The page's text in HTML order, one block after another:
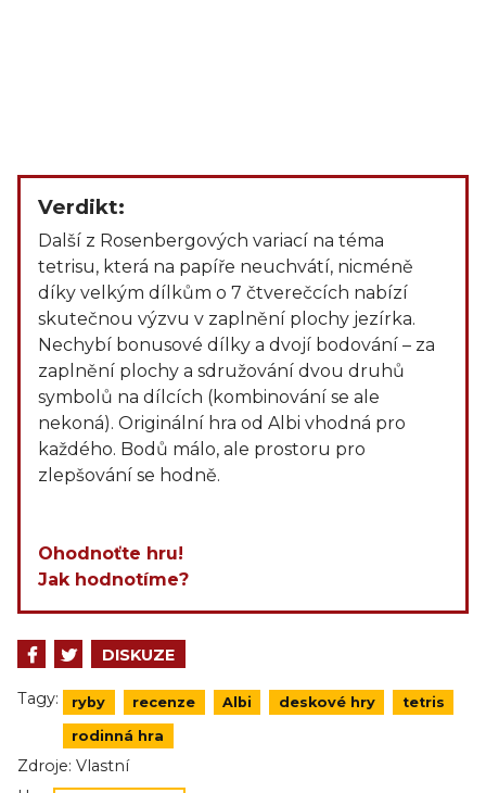
Verdikt:
Další z Rosenbergových variací na téma
tetrisu, která na papíře neuchvátí, nicméně
díky velkým dílkům o 7 čtverečcích nabízí
skutečnou výzvu v zaplnění plochy jezírka.
Nechybí bonusové dílky a dvojí bodování – za
zaplnění plochy a sdružování dvou druhů
symbolů na dílcích (kombinování se ale
nekoná). Originální hra od Albi vhodná pro
každého. Bodů málo, ale prostoru pro
zlepšování se hodně.
Ohodnoťte hru!
Jak hodnotíme?
DISKUZE
Tagy: ryby recenze Albi deskové hry tetris
rodinná hra
Zdroje: Vlastní